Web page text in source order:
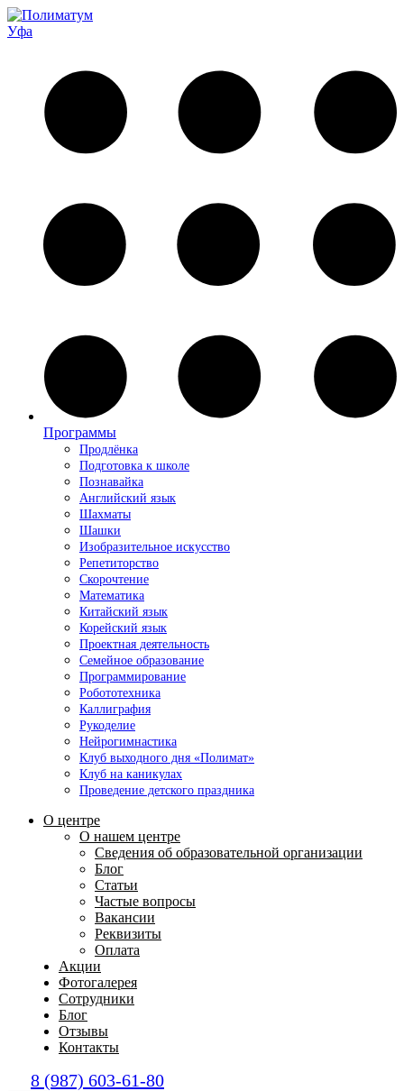
Программы
Продлёнка
Подготовка к школе
Познавайка
Английский язык
Шахматы
Шашки
Изобразительное искусство
Репетиторство
Скорочтение
Математика
Китайский язык
Корейский язык
Проектная деятельность
Семейное образование
Программирование
Робототехника
Каллиграфия
Рукоделие
Нейрогимнастика
Клуб выходного дня «Полимат»
Клуб на каникулах
Проведение детского праздника
О центре
О нашем центре
Сведения об образовательной организации
Блог
Статьи
Частые вопросы
Вакансии
Реквизиты
Оплата
Акции
Фотогалерея
Сотрудники
Блог
Отзывы
Контакты
8 (987) 603-61-80